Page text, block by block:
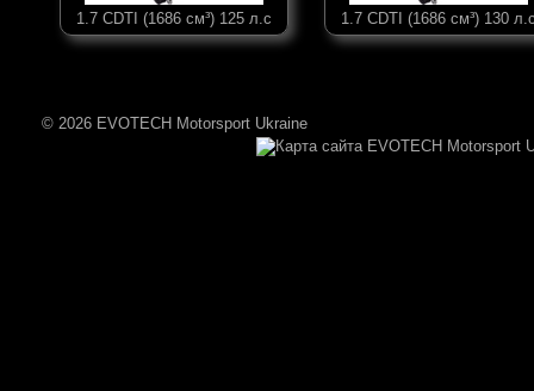
1.7 CDTI (1686 см³) 125 л.с 1.7 CDTI (1686 см³) 130
© 2026 EVOTECH Motorsport Ukraine